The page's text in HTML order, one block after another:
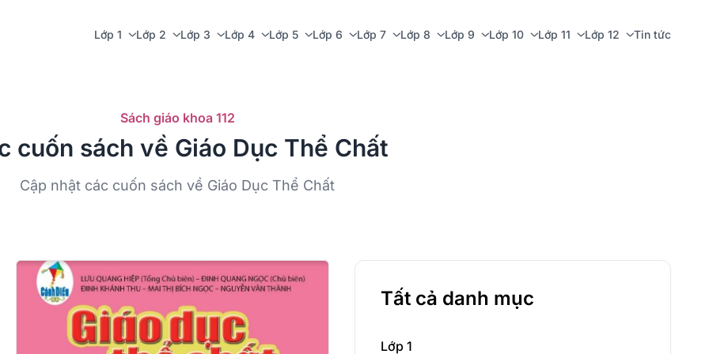
Lớp 1 Lớp 2 Lớp 3 Lớp 4 Lớp 5 Lớp 6 Lớp 7 Lớp 8 Lớp 9 Lớp 10 Lớp 11 Lớp 12 Tin tức
Sách giáo khoa 112
cuốn sách về Giáo Dục Thể Chất
Cập nhật các cuốn sách về Giáo Dục Thể Chất
Tất cả danh mục
Lớp 1